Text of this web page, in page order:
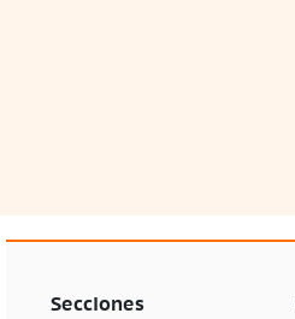
Secciones